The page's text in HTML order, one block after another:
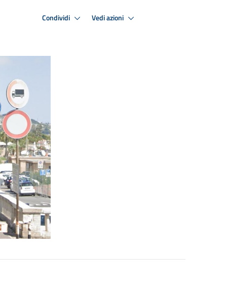
Condividi Vedi azioni